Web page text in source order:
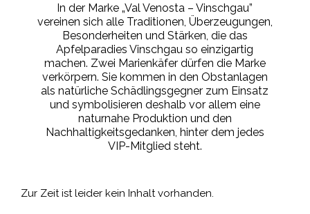
In der Marke „Val Venosta – Vinschgau”
vereinen sich alle Traditionen, Überzeugungen,
Besonderheiten und Stärken, die das
Apfelparadies Vinschgau so einzigartig
machen. Zwei Marienkäfer dürfen die Marke
verkörpern. Sie kommen in den Obstanlagen
als natürliche Schädlingsgegner zum Einsatz
und symbolisieren deshalb vor allem eine
naturnahe Produktion und den
Nachhaltigkeitsgedanken, hinter dem jedes
VIP-Mitglied steht.
Zur Zeit ist leider kein Inhalt vorhanden.